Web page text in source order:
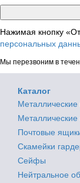
Нажимая кнопку
персональных
Мы перезвоним в
Каталог
Металлические
Почтовые
Скамейки
Сейфы
Нейтральное